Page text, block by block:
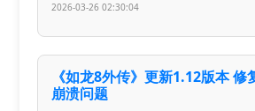
2026-03-26 02:30:04
《如龙8外传》更新1.12版本 修
崩溃问题